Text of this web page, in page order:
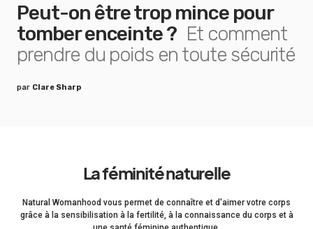
Peut-on être trop mince pour
tomber enceinte ? Et comment
prendre du poids en toute sécurité
par Clare Sharp
La féminité naturelle
Natural Womanhood vous permet de connaître et d'aimer votre corps
grâce à la sensibilisation à la fertilité, à la connaissance du corps et à